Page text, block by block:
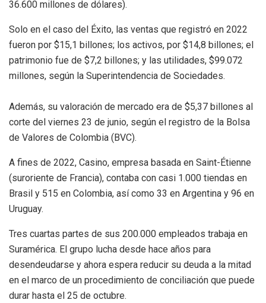
36.600 millones de dólares).
Solo en el caso del Éxito, las ventas que registró en 2022
fueron por $15,1 billones; los activos, por $14,8 billones; el
patrimonio fue de $7,2 billones; y las utilidades, $99.072
millones, según la Superintendencia de Sociedades.
Además, su valoración de mercado era de $5,37 billones al
corte del viernes 23 de junio, según el registro de la Bolsa
de Valores de Colombia (BVC).
A fines de 2022, Casino, empresa basada en Saint-Étienne
(suroriente de Francia), contaba con casi 1.000 tiendas en
Brasil y 515 en Colombia, así como 33 en Argentina y 96 en
Uruguay.
Tres cuartas partes de sus 200.000 empleados trabaja en
Suramérica. El grupo lucha desde hace años para
desendeudarse y ahora espera reducir su deuda a la mitad
en el marco de un procedimiento de conciliación que puede
durar hasta el 25 de octubre.